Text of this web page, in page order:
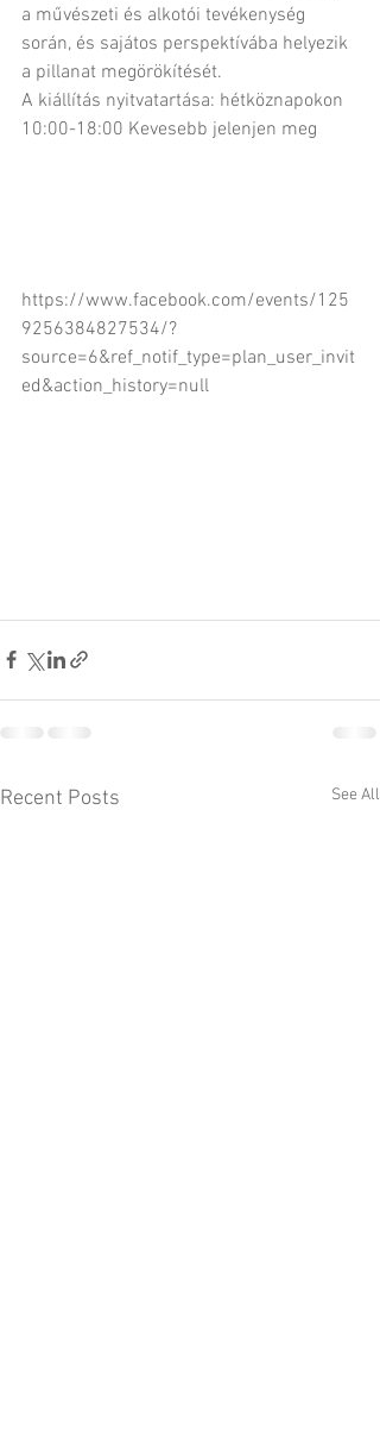
a művészeti és alkotói tevékenység
során, és sajátos perspektívába helyezik
a pillanat megörökítését.
A kiállítás nyitvatartása: hétköznapokon
10:00-18:00 Kevesebb jelenjen meg
https://www.facebook.com/events/125
9256384827534/?
source=6&ref_notif_type=plan_user_invit
ed&action_history=null
Recent Posts See All